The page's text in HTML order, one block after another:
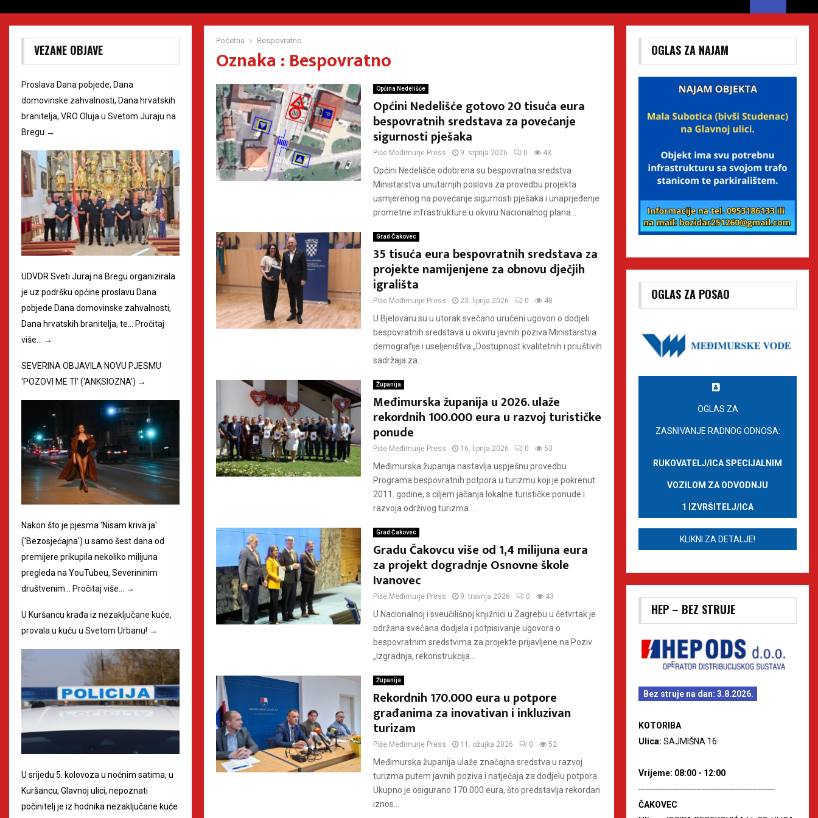
Početna Bespovratno
Oznaka : Bespovratno
Općina Nedelišće
Općini Nedelišće gotovo 20 tisuća eura
bespovratnih sredstava za povećanje
sigurnosti pješaka
Piše Međimurje Press 9. srpnja 2026 0 43
Općini Nedelišće odobrena su bespovratna sredstva
Ministarstva unutarnjih poslova za provedbu projekta
usmjerenog na povećanje sigurnosti pješaka i unaprjeđenje
prometne infrastrukture u okviru Nacionalnog plana...
Grad Čakovec
35 tisuća eura bespovratnih sredstava za
projekte namijenjene za obnovu dječjih
igrališta
Piše Međimurje Press 23. lipnja 2026 0 48
U Bjelovaru su u utorak svečano uručeni ugovori o dodjeli
bespovratnih sredstava u okviru javnih poziva Ministarstva
demografije i useljeništva „Dostupnost kvalitetnih i priuštivih
sadržaja za...
Županija
Međimurska županija u 2026. ulaže
rekordnih 100.000 eura u razvoj turističke
ponude
Piše Međimurje Press 16. lipnja 2026 0 53
Međimurska županija nastavlja uspješnu provedbu
Programa bespovratnih potpora u turizmu koji je pokrenut
2011. godine, s ciljem jačanja lokalne turističke ponude i
razvoja održivog turizma....
Grad Čakovec
Gradu Čakovcu više od 1,4 milijuna eura
za projekt dogradnje Osnovne škole
Ivanovec
Piše Međimurje Press 9. travnja 2026 0 43
U Nacionalnoj i sveučilišnoj knjižnici u Zagrebu u četvrtak je
održana svečana dodjela i potpisivanje ugovora o
bespovratnim sredstvima za projekte prijavljene na Poziv
„Izgradnja, rekonstrukcija...
Županija
Rekordnih 170.000 eura u potpore
građanima za inovativan i inkluzivan
turizam
Piše Međimurje Press 11. ožujka 2026 0 52
Međimurska županija ulaže značajna sredstva u razvoj
turizma putem javnih poziva i natječaja za dodjelu potpora.
Ukupno je osigurano 170.000 eura, što predstavlja rekordan
iznos...
VEZANE OBJAVE
Proslava Dana pobjede, Dana
domovinske zahvalnosti, Dana hrvatskih
branitelja, VRO Oluja u Svetom Juraju na
Bregu →
UDVDR Sveti Juraj na Bregu organizirala
je uz podršku općine proslavu Dana
pobjede Dana domovinske zahvalnosti,
Dana hrvatskih branitelja, te…
Pročitaj
više…
→
SEVERINA OBJAVILA NOVU PJESMU
‘POZOVI ME TI’ (‘ANKSIOZNA’) →
Nakon što je pjesma 'Nisam kriva ja'
('Bezosjećajna') u samo šest dana od
premijere prikupila nekoliko milijuna
pregleda na YouTubeu, Severininim
društvenim… Pročitaj više… →
U Kuršancu krađa iz nezaključane kuće,
provala u kuću u Svetom Urbanu! →
U srijedu 5. kolovoza u noćnim satima, u
Kuršancu, Glavnoj ulici, nepoznati
počinitelj je iz hodnika nezaključane kuće
OGLAS ZA NAJAM
OGLAS ZA POSAO
OGLAS ZA
ZASNIVANJE RADNOG ODNOSA:
RUKOVATELJ/ICA SPECIJALNIM
VOZILOM ZA ODVODNJU
1 IZVRŠITELJ/ICA
KLIKNI ZA DETALJE!
HEP – BEZ STRUJE
Bez struje na dan: 3.8.2026.
KOTORIBA
Ulica: SAJMIŠNA 16.
Vrijeme: 08:00 - 12:00
--------------------------------------------------------
ČAKOVEC